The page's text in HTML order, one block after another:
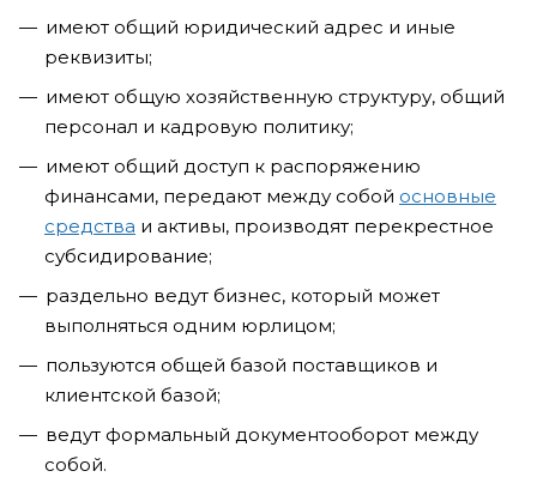
имеют общий юридический адрес и иные
реквизиты;
имеют общую хозяйственную структуру, общий
персонал и кадровую политику;
имеют общий доступ к распоряжению
финансами, передают между собой основные
средства и активы, производят перекрестное
субсидирование;
раздельно ведут бизнес, который может
выполняться одним юрлицом;
пользуются общей базой поставщиков и
клиентской базой;
ведут формальный документооборот между
собой.